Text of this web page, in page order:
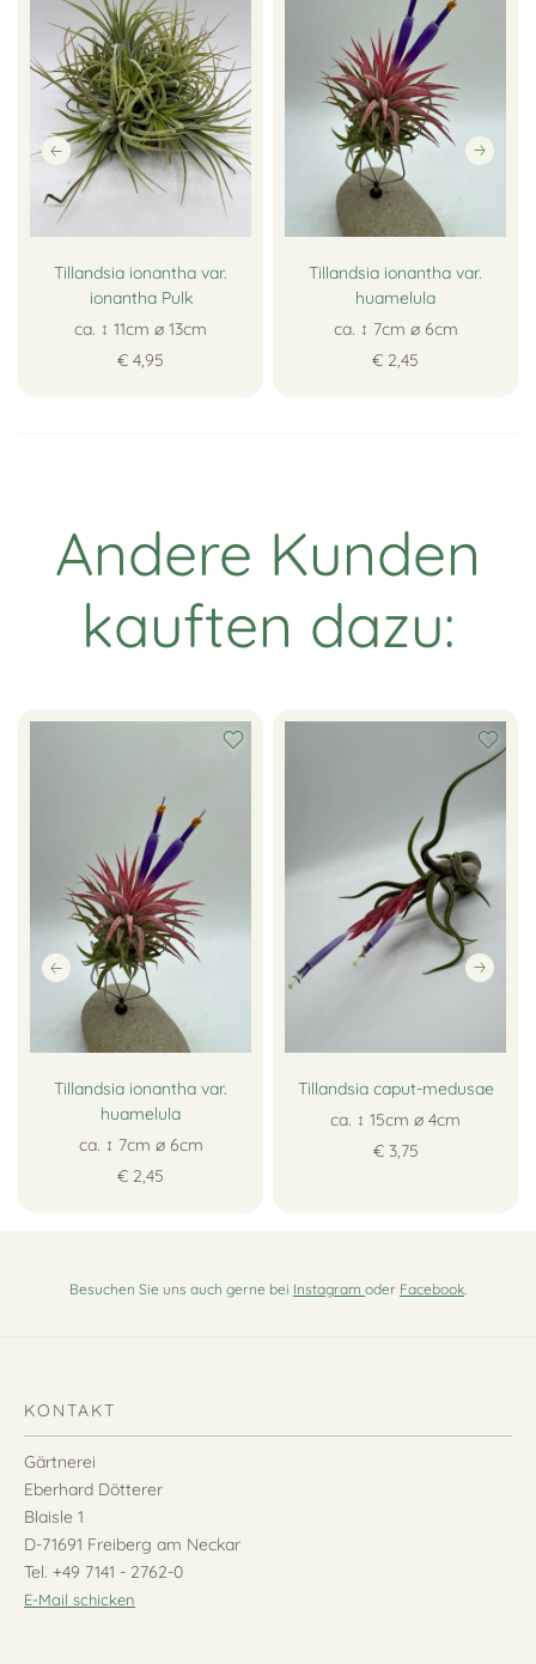
Tillandsia ionantha var.
ionantha Pulk
ca. ↕ 11cm ∅ 13cm
€ 4,95
Tillandsia ionantha var.
huamelula
ca. ↕ 7cm ∅ 6cm
€ 2,45
Andere Kunden
kauften dazu:
Tillandsia ionantha var.
huamelula
ca. ↕ 7cm ∅ 6cm
€ 2,45
Tillandsia caput-medusae
ca. ↕ 15cm ∅ 4cm
€ 3,75
Besuchen Sie uns auch gerne bei Instagram oder Facebook.
KONTAKT
Gärtnerei
Eberhard Dötterer
Blaisle 1
D-71691 Freiberg am Neckar
Tel. +49 7141 - 2762-0
E-Mail schicken